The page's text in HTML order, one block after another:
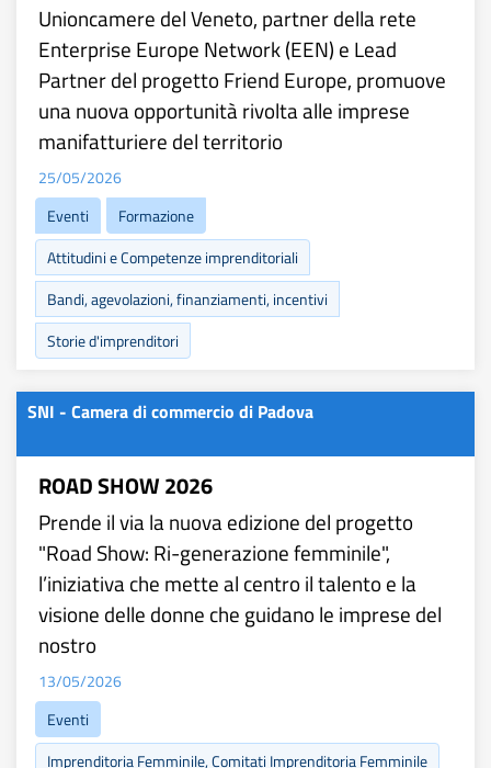
Unioncamere del Veneto, partner della rete
Enterprise Europe Network (EEN) e Lead
Partner del progetto Friend Europe, promuove
una nuova opportunità rivolta alle imprese
manifatturiere del territorio
25/05/2026
Eventi
Formazione
Attitudini e Competenze imprenditoriali
Bandi, agevolazioni, finanziamenti, incentivi
Storie d'imprenditori
SNI - Camera di commercio di Padova
ROAD SHOW 2026
Prende il via la nuova edizione del progetto
"Road Show: Ri-generazione femminile",
l’iniziativa che mette al centro il talento e la
visione delle donne che guidano le imprese del
nostro
13/05/2026
Eventi
Imprenditoria Femminile, Comitati Imprenditoria Femminile